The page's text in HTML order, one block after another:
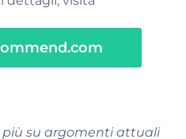
più su argomenti attuali